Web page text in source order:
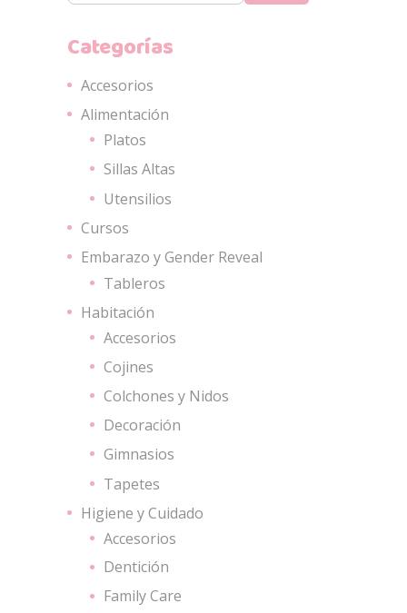
Categorías
Accesorios
Alimentación
Platos
Sillas Altas
Utensilios
Cursos
Embarazo y Gender Reveal
Tableros
Habitación
Accesorios
Cojines
Colchones y Nidos
Decoración
Gimnasios
Tapetes
Higiene y Cuidado
Accesorios
Dentición
Family Care